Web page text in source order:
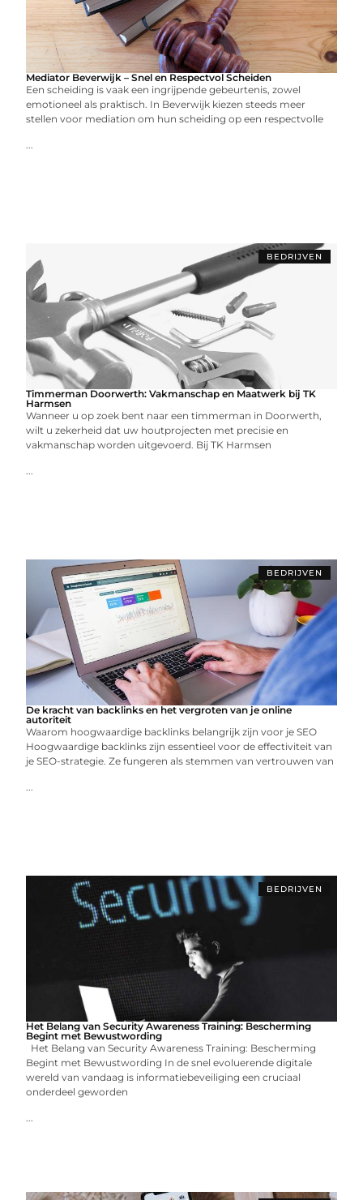
Mediator Beverwijk – Snel en Respectvol Scheiden
Een scheiding is vaak een ingrijpende gebeurtenis, zowel
emotioneel als praktisch. In Beverwijk kiezen steeds meer
stellen voor mediation om hun scheiding op een respectvolle
...
BEDRIJVEN
Timmerman Doorwerth: Vakmanschap en Maatwerk bij TK
Harmsen
Wanneer u op zoek bent naar een timmerman in Doorwerth,
wilt u zekerheid dat uw houtprojecten met precisie en
vakmanschap worden uitgevoerd. Bij TK Harmsen
...
BEDRIJVEN
De kracht van backlinks en het vergroten van je online
autoriteit
Waarom hoogwaardige backlinks belangrijk zijn voor je SEO
Hoogwaardige backlinks zijn essentieel voor de effectiviteit van
je SEO-strategie. Ze fungeren als stemmen van vertrouwen van
...
BEDRIJVEN
Het Belang van Security Awareness Training: Bescherming
Begint met Bewustwording
Het Belang van Security Awareness Training: Bescherming
Begint met Bewustwording In de snel evoluerende digitale
wereld van vandaag is informatiebeveiliging een cruciaal
onderdeel geworden
...